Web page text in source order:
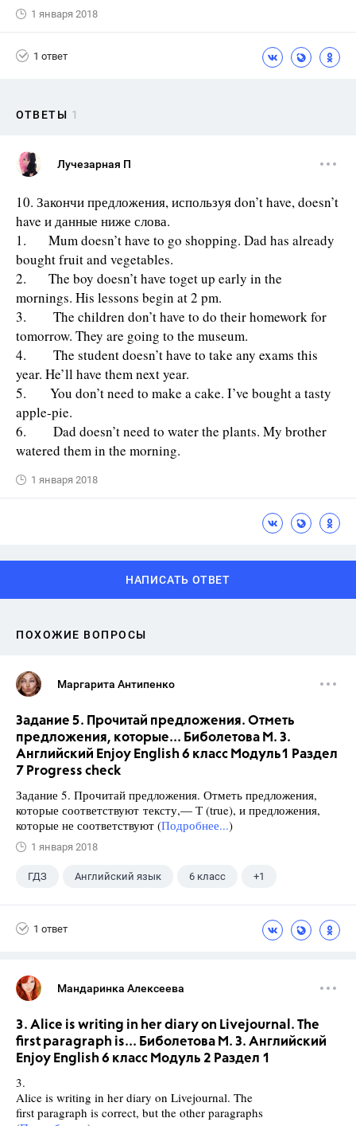
1 января 2018
1 ответ
ОТВЕТЫ 1
Лучезарная П
10. Закончи предложения, используя don’t have, doesn’t
have и данные ниже слова.
1. Mum doesn’t have to go shopping. Dad has already
bought fruit and vegetables.
2. The boy doesn’t have toget up early in the
mornings. His lessons begin at 2 pm.
3. The children don’t have to do their homework for
tomorrow. They are going to the museum.
4. The student doesn’t have to take any exams this
year. He’ll have them next year.
5. You don’t need to make a cake. I’ve bought a tasty
apple-pie.
6. Dad doesn’t need to water the plants. My brother
watered them in the morning.
1 января 2018
НАПИСАТЬ ОТВЕТ
ПОХОЖИЕ ВОПРОСЫ
Маргарита Антипенко
Задание 5. Прочитай предложения. Отметь
предложения, которые... Биболетова М. З.
Английский Enjoy English 6 класс Модуль1 Раздел
7 Progress check
Задание 5. Прочитай предложения. Отметь предложения,
которые соответствуют тексту,— Т (true), и предложения,
которые не соответствуют (Подробнее...)
1 января 2018
ГДЗ Английский язык 6 класс +1
1 ответ
Мандаринка Алексеева
3. Alice is writing in her diary on Livejournal. The
first paragraph is... Биболетова М. З. Английский
Enjoy English 6 класс Модуль 2 Раздел 1
3.
Alice is writing in her diary on Livejournal. The
first paragraph is correct, but the other paragraphs